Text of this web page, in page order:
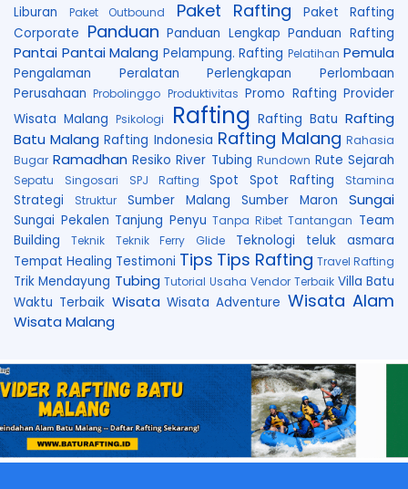
Liburan
Paket Outbound Paket Rafting
Paket Rafting
Corporate Panduan Panduan Lengkap Panduan Rafting
Pantai Pantai Malang Pelampung. Rafting Pelatihan Pemula
Pengalaman Peralatan Perlengkapan
Perlombaan
Perusahaan Probolinggo Produktivitas Promo Rafting Provider
Wisata Malang Psikologi Rafting Rafting Batu Rafting
Batu Malang Rafting Indonesia Rafting Malang Rahasia
Bugar Ramadhan Resiko River Tubing Rundown Rute Sejarah
Sepatu Singosari SPJ Rafting Spot Spot Rafting Stamina
Strategi Struktur Sumber Malang Sumber Maron Sungai
Sungai Pekalen Tanjung Penyu Tanpa Ribet Tantangan Team
Building
Teknik Teknik Ferry Glide Teknologi
teluk asmara
Tempat Healing Testimoni Tips Tips Rafting Travel Rafting
Trik Mendayung Tubing Tutorial Usaha Vendor Terbaik Villa Batu
Waktu Terbaik Wisata Wisata Adventure Wisata Alam
Wisata Malang